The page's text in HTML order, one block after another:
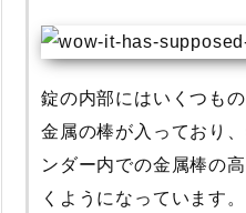
錠の内部にはいくつも
金属の棒が入っており
ンダー内での金属棒の
くようになっています。